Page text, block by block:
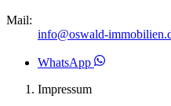
Mail:
info@oswald-
WhatsApp
Impressum